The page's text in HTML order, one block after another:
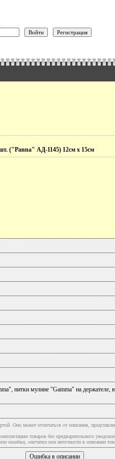
("Panna" АД-1145) 12см х 15см
нитки мулине "Gamma" на держателе,
Оно может отличаться от описания,
товаров без предварительного
опечатки или неточности в описании